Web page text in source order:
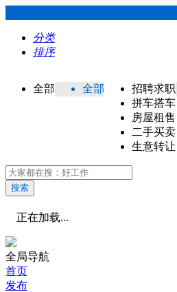
分类
排序
全部 全部
招聘求职
拼车搭车
房屋租售
二手买卖
生意转让
搜索
正在加载...
全局导航
首页
发布